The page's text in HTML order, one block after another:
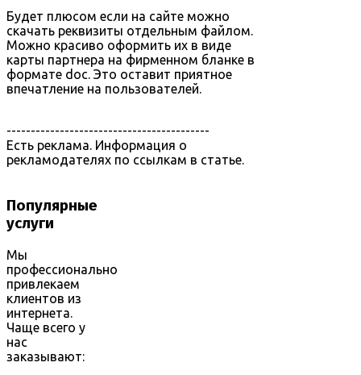
Будет плюсом если на сайте можно
скачать реквизиты отдельным файлом.
Можно красиво оформить их в виде
карты партнера на фирменном бланке в
формате doc. Это оставит приятное
впечатление на пользователей.
------------------------------------------
Есть реклама. Информация о
рекламодателях по ссылкам в статье.
Популярные
услуги
Мы
профессионально
привлекаем
клиентов из
интернета.
Чаще всего у
нас
заказывают: